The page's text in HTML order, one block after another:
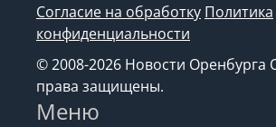
Согласие на обработку Политика
конфиденциальности
© 2008-2026 Новости Оренбурга
права защищены.
Меню